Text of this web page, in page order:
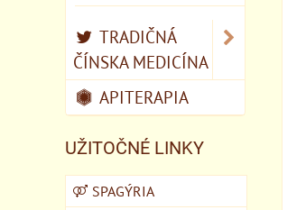
TRADIČNÁ
ČÍNSKA MEDICÍNA
APITERAPIA
UŽITOČNÉ LINKY
SPAGÝRIA